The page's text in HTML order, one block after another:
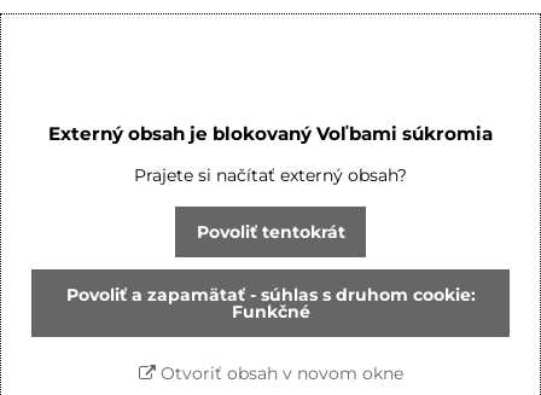
Externý obsah je blokovaný Voľbami súkromia
Prajete si načítať externý obsah?
Povoliť tentokrát
Povoliť a zapamätať - súhlas s druhom cookie:
Funkčné
Otvoriť obsah v novom okne